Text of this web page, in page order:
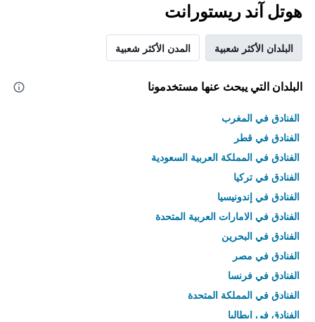
هوتل آند ريستورانت
البلدان الأكثر شعبية المدن الأكثر شعبية
البلدان التي يبحث عنها مستخدمونا
الفنادق في المغرب
الفنادق في قطر
الفنادق في المملكة العربية السعودية
الفنادق في تركيا
الفنادق في إندونيسيا
الفنادق في الامارات العربية المتحدة
الفنادق في البحرين
الفنادق في مصر
الفنادق في فرنسا
الفنادق في المملكة المتحدة
الفنادق في إيطاليا